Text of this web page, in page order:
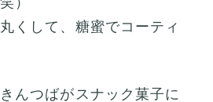
くして、糖蜜でコーティ
んつばがスナック菓子に